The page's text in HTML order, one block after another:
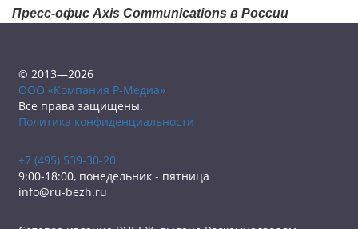
Пресс-офис Axis Communications в России
© 2013—2026
ООО «Компания Р-Медиа»
Все права защищены.
Политика конфиденциальности
+7 (495) 539-30-20
9:00-18:00, понедельник - пятница
info@ru-bezh.ru